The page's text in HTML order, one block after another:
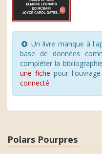
Un livre manque à
base de données
compléter la
une fiche pour
connecté.
Polars Pourpres